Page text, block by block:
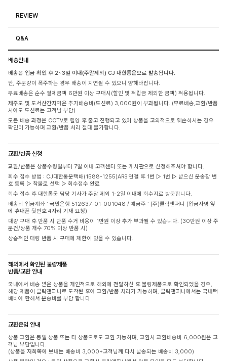
REVIEW
Q&A
배송안내
배송은 입금 확인 후 2~3일 이내(주말제외) CJ 대한통운으로 발송됩니다.
단, 주문량이 폭주하는 경우 배송이 지연될 수 있으니 양해바랍니다.
무료배송은 순수 결제금액 6만원 이상 구매시(할인 및 적립금 제외한 금액) 적용됩니다.
제주도 및 도서산간지역은 추가배송비(도선료) 3,000원이 부과됩니다. (무료배송,교환/반품
시에도 도선료는 고객님 부담)
모든 배송 과정은 CCTV로 촬영 후 출고 진행되고 있어 상품을 고의적으로 훼손하시는 경우
확인이 가능하며 교환/반품 처리 절대 불가합니다.
교환/반품 신청
교환/반품은 상품수령일부터 7일 이내 고객센터 또는 게시판으로 신청해주셔야 합니다.
회수 접수 방법 : CJ대한통운택배(1588-1255)ARS 연결 후 1번 ▷ 1번 ▷ 받으신 운송장 번
호 등록 ▷ 착불로 선택 ▷ 회수접수 완료
회수 접수 후 대한통운 담당 기사가 주말 제외 1-2일 이내에 회수지로 방문합니다.
배송비 입금계좌 : 국민은행 512637-01-001048 / 예금주 : (주)클릭앤퍼니 (입금자명 옆
에 휴대폰 뒷번호 4자리 기재 요청)
대량 구매 후 반품 시 반품 수거 비용이 1만원 이상 추가 부과될 수 있습니다. (30만원 이상 주
문건/상품 개수 70% 이상 반품 시)
상습적인 대량 반품 시 구매에 제한이 있을 수 있습니다.
해외에서 확인된 불량제품
반품/교환 안내
국내에서 배송 받은 상품을 개인적으로 해외에 전달하신 후 불량제품으로 확인되었을 경우,
해당 제품이 클릭앤퍼니로 도착된 후에 교환/반품 처리가 가능하며, 클릭앤퍼니에서는 국내택
배비에 한해서 운송비를 부담 합니다
교환운임 안내
상품 교환은 동일 상품 또는 타 상품으로도 교환 가능하며, 교환시 교환배송비 6,000원은 고
객님 부담입니다.
(상품을 저희쪽에 보내는 배송비 3,000+고객님께 다시 발송되는 배송비 3,000)